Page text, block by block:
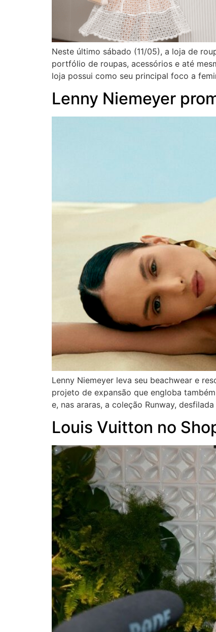
Neste último sábado (11/05), a loja de
portfólio de roupas, acessórios e até
loja possui como seu principal foco a
Lenny Niemeyer
Lenny Niemeyer leva seu beachwear e
projeto de expansão que engloba
e, nas araras, a coleção Runway,
Louis Vuitton no